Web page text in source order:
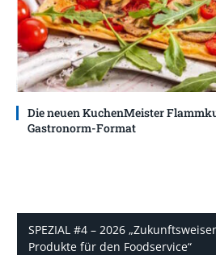
Die neuen KuchenMeister
Gastronorm-Format
SPEZIAL #4 – 2026
Produkte für den Foodservice“